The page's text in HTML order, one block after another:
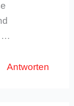
Antworten